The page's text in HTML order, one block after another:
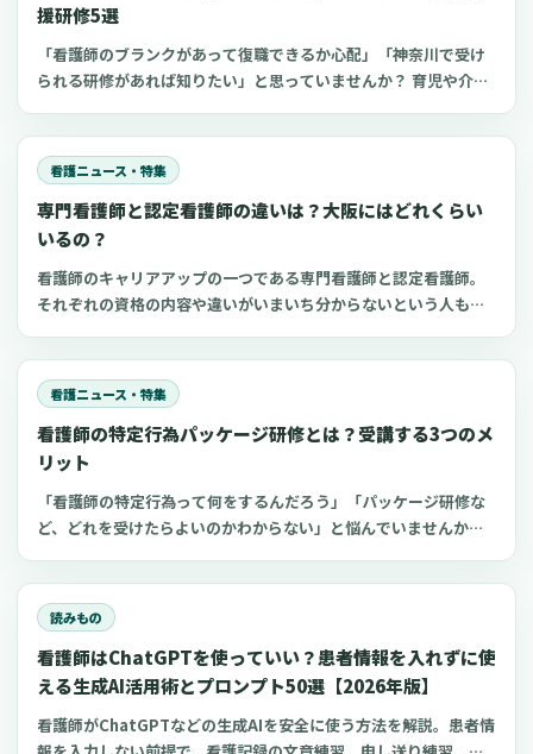
援研修5選
「看護師のブランクがあって復職できるか心配」「神奈川で受け
られる研修があれば知りたい」と思っていませんか？ 育児や介護
術に不安を抱きやすいもの。 しかし、厚生労働省などはブランク
看護師の復職支援に力を入れているため、研修などを活用するこ
とでスムーズに復職できます。 今回は、神奈川でおすすめのブラ
ンク看護師向け復職支援研修をご紹介します。
看護ニュース・特集
専門看護師と認定看護師の違いは？大阪にはどれくらい
いるの？
看護師のキャリアアップの一つである専門看護師と認定看護師。
それぞれの資格の内容や違いがいまいち分からないという人も多
方法などが分かれば、看護師として目指す方向性が見えてくるか
もしれません。 今回は、専門看護師と認定看護師の違いや大阪府
での人数などについてご紹介します。
看護ニュース・特集
看護師の特定行為パッケージ研修とは？受講する3つのメ
リット
「看護師の特定行為って何をするんだろう」「パッケージ研修な
ど、どれを受けたらよいのかわからない」と悩んでいませんか？
り特定行為のパッケージ研修が開始され、以前よりも受講しやす
くなっています。 特定行為の領域別パッケージ研修や受講するメ
リットを知り、キャリアアップの一つの選択肢にしてください。
読みもの
看護師はChatGPTを使っていい？患者情報を入れずに使
える生成AI活用術とプロンプト50選【2026年版】
看護師がChatGPTなどの生成AIを安全に使う方法を解説。患者情